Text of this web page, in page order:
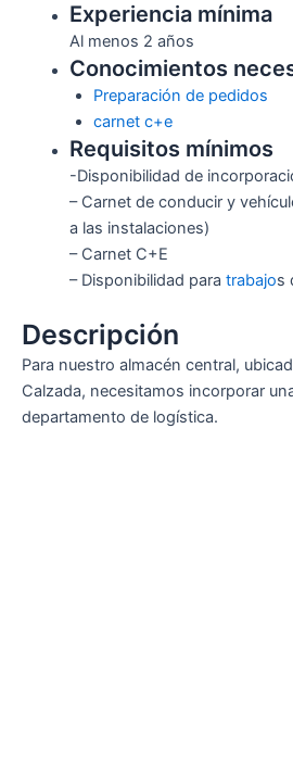
Experiencia mínima
Al menos 2 años
Conocimientos
Preparación de pedidos
carnet c+e
Requisitos mínimos
-Disponibilidad de
– Carnet de conducir y
a las instalaciones)
– Carnet C+E
– Disponibilidad para trabajos
Descripción
Para nuestro almacén central,
Calzada, necesitamos incorporar
departamento de logística.